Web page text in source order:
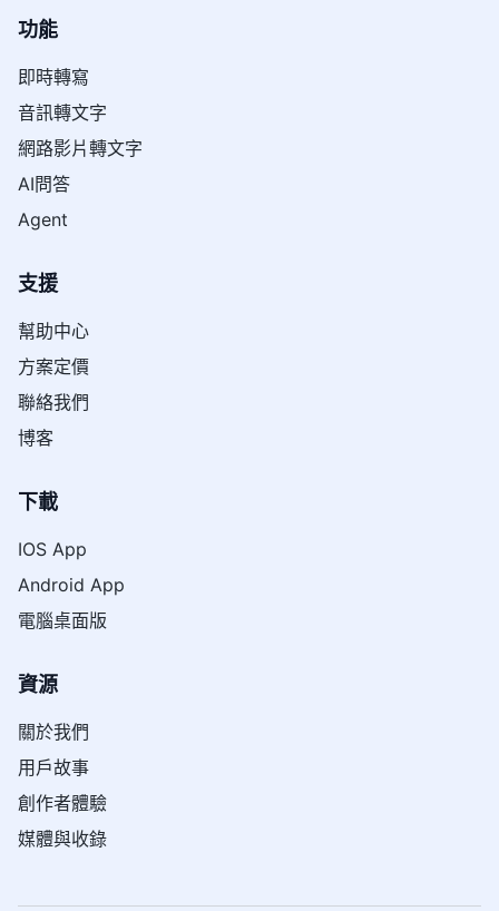
功能
即時轉寫
音訊轉文字
網路影片轉文字
AI問答
Agent
支援
幫助中心
方案定價
聯絡我們
博客
下載
IOS App
Android App
電腦桌面版
資源
關於我們
用戶故事
創作者體驗
媒體與收錄